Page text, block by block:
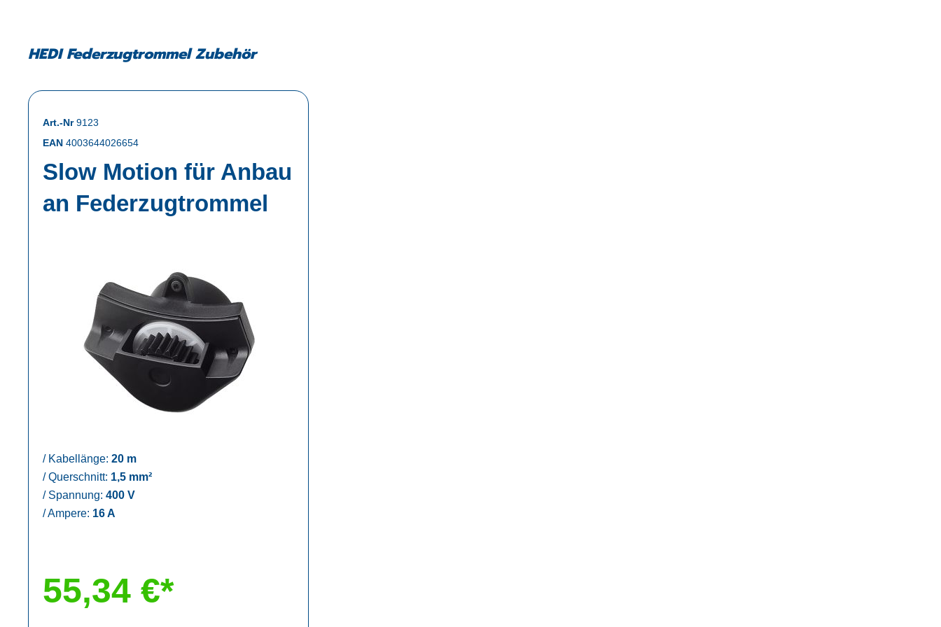
HEDI Federzugtrommel Zubehör
Art.-Nr9123
EAN 4003644026654
Slow Motion für Anbau
an Federzugtrommel
/Kabellänge: 20 m
/Querschnitt: 1,5 mm²
/Spannung: 400 V
/Ampere: 16 A
55,34 €*